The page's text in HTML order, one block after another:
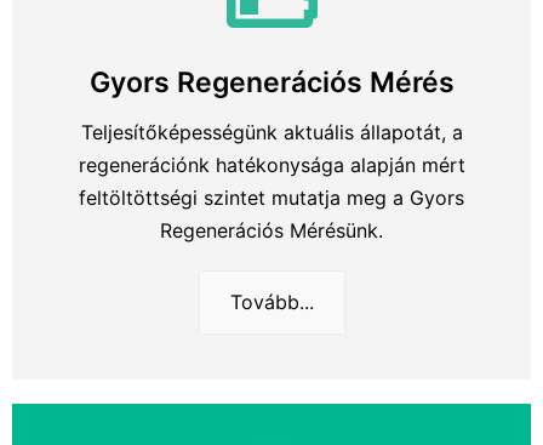
Gyors Regenerációs Mérés
Teljesítőképességünk aktuális állapotát, a
regenerációnk hatékonysága alapján mért
feltöltöttségi szintet mutatja meg a Gyors
Regenerációs Mérésünk.
Tovább...